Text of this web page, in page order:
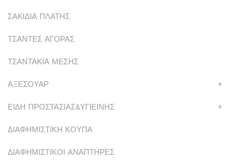
ΣΑΚΙΔΙΑ ΠΛΑΤΗΣ
ΤΣΑΝΤΕΣ ΑΓΟΡΑΣ
ΤΣΑΝΤΑΚΙΑ ΜΕΣΗΣ
ΑΞΕΣΟΥΑΡ +
ΕΙΔΗ ΠΡΟΣΤΑΣΙΑΣ&ΥΓΙΕΙΝΗΣ +
ΔΙΑΦΗΜΙΣΤΙΚΗ ΚΟΥΠΑ
ΔΙΑΦΗΜΙΣΤΙΚΟΙ ΑΝΑΠΤΗΡΕΣ